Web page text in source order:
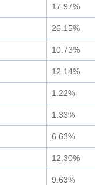
17.97%
26.15%
10.73%
12.14%
1.22%
1.33%
6.63%
12.30%
9.63%